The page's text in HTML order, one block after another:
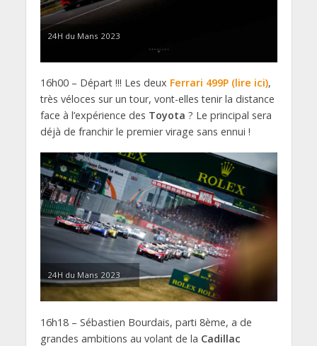
24H du Mans 2023
16h00 – Départ !!! Les deux Ferrari 499P (lire ici),
très véloces sur un tour, vont-elles tenir la distance
face à l’expérience des Toyota ? Le principal sera
déjà de franchir le premier virage sans ennui !
24H du Mans 2023
16h18 – Sébastien Bourdais, parti 8ème, a de
grandes ambitions au volant de la Cadillac